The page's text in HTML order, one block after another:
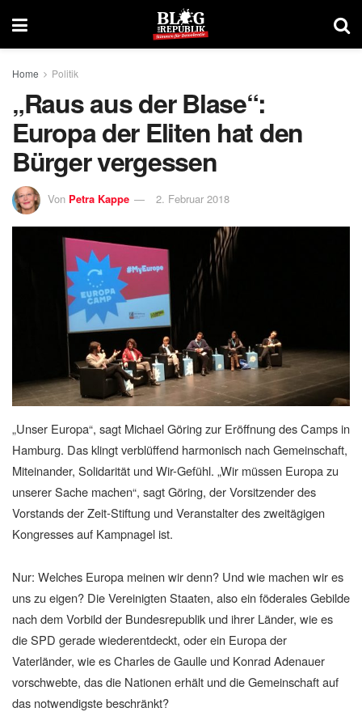
Home Politik
„Raus aus der Blase“:
Europa der Eliten hat den
Bürger vergessen
Von Petra Kappe 2. Februar 2018
„Unser Europa“, sagt Michael Göring zur Eröffnung des Camps in
Hamburg. Das klingt verblüffend harmonisch nach Gemeinschaft,
Miteinander, Solidarität und Wir-Gefühl. „Wir müssen Europa zu
unserer Sache machen“, sagt Göring, der Vorsitzender des
Vorstands der Zeit-Stiftung und Veranstalter des zweitägigen
Kongresses auf Kampnagel ist.
Nur: Welches Europa meinen wir denn? Und wie machen wir es
uns zu eigen? Die Vereinigten Staaten, also ein föderales Gebilde
nach dem Vorbild der Bundesrepublik und ihrer Länder, wie es
die SPD gerade wiederentdeckt, oder ein Europa der
Vaterländer, wie es Charles de Gaulle und Konrad Adenauer
vorschwebte, das die Nationen erhält und die Gemeinschaft auf
das notwendigste beschränkt?